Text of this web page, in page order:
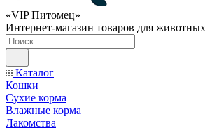
«VIP Питомец»
Интернет-магазин товаров для животных
Каталог
Кошки
Сухие корма
Влажные корма
Лакомства